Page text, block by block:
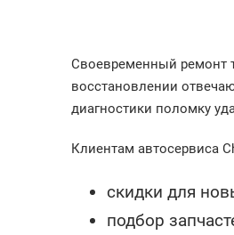
Своевременный ремонт
восстановлении
диагностики поломку
Клиентам автосервиса
скидки для
подбор